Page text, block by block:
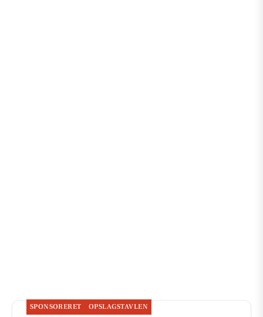
SPONSORERET OPSLAGSTAVLEN